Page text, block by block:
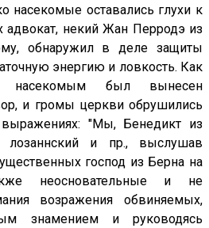
насекомые оставались глухи к
адвокат, некий Жан Перродэ из
обнаружил в деле защиты
энергию и ловкость. Как
был вынесен
и громы церкви обрушились
"Мы, Бенедикт из
лозаннский и пр., выслушав
господ из Берна на
неосновательные и не
возражения обвиняемых,
знамением и руководясь